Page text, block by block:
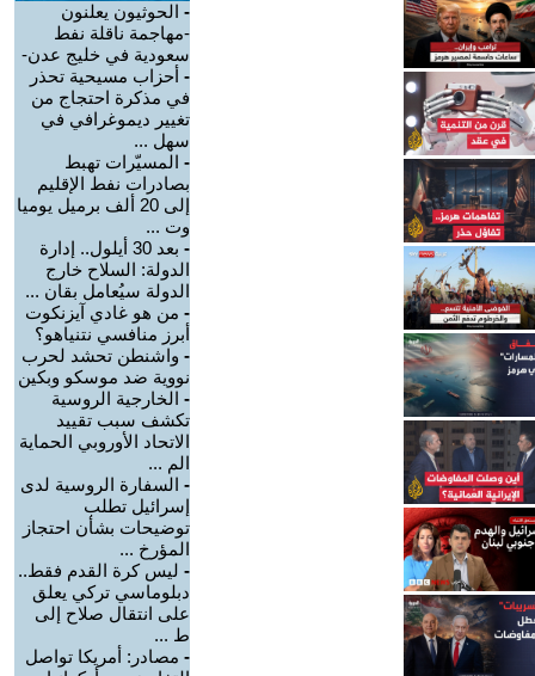
- الحوثيون يعلنون
-مهاجمة ناقلة نفط
سعودية في خليج عدن-
- أحزاب مسيحية تحذر
في مذكرة احتجاج من
تغيير ديموغرافي في
سهل ...
- المسيّرات تهبط
بصادرات نفط الإقليم
إلى 20 ألف برميل يوميا
وت ...
-
بعد 30 أيلول.. إدارة
الدولة: السلاح خارج
الدولة سيُعامل بقان ...
- من هو غادي آيزنكوت
أبرز منافسي نتنياهو؟
- واشنطن تحشد لحرب
نووية ضد موسكو وبكين
- الخارجية الروسية
تكشف سبب تقييد
الاتحاد الأوروبي الحماية
الم ...
- السفارة الروسية لدى
إسرائيل تطلب
توضيحات بشأن احتجاز
المؤرخ ...
- ليس كرة القدم فقط..
دبلوماسي تركي يعلق
على انتقال صلاح إلى
ط ...
- مصادر: أمريكا تواصل